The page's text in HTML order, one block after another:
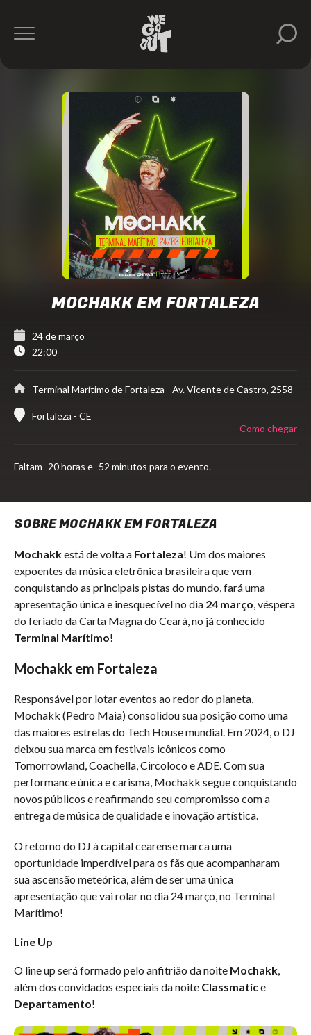
Mochakk
https://www.instagram.com/2fun/
MOCHAKK EM FORTALEZA
24 de março
22:00
Terminal Marítimo de Fortaleza - Av. Vicente de Castro, 2558
Fortaleza - CE
Como chegar
Faltam -20 horas e -52 minutos para o evento.
SOBRE MOCHAKK EM FORTALEZA
Mochakkestá de volta a Fortaleza! Um dos maiores
expoentes da música eletrônica brasileira que vem
conquistando as principais pistas do mundo, fará uma
apresentação única e inesquecível no dia 24 março, véspera
do feriado da Carta Magna do Ceará, no já conhecido
Terminal Marítimo!
Mochakk em Fortaleza
Responsável por lotar eventos ao redor do planeta,
Mochakk (Pedro Maia) consolidou sua posição como uma
das maiores estrelas do Tech House mundial. Em 2024, o DJ
deixou sua marca em festivais icônicos como
Tomorrowland, Coachella, Circoloco e ADE. Com sua
performance única e carisma, Mochakk segue conquistando
novos públicos e reafirmando seu compromisso com a
entrega de música de qualidade e inovação artística.
O retorno do DJ à capital cearense marca uma
oportunidade imperdível para os fãs que acompanharam
sua ascensão meteórica, além de ser uma única
apresentação que vai rolar no dia 24 março, no Terminal
Marítimo!
Line Up
O line up será formado pelo anfitrião da noite Mochakk,
além dos convidados especiais da noite Classmatice
Departamento!